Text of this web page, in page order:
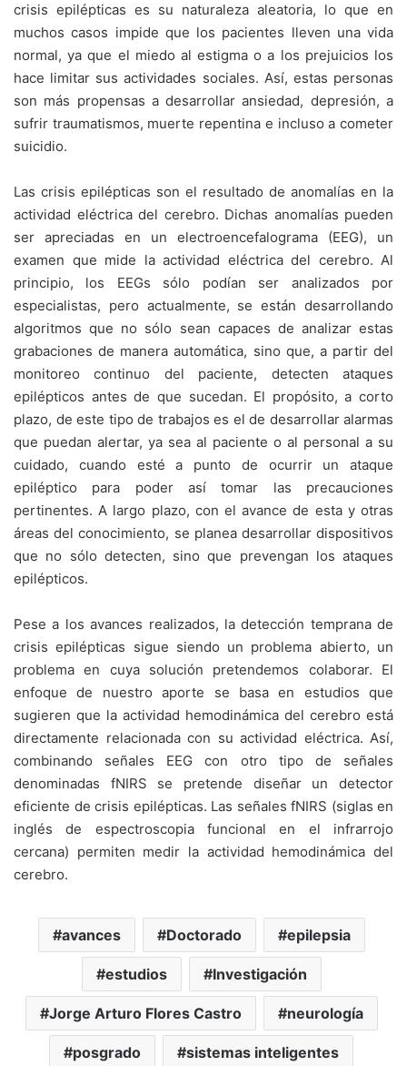
crisis epilépticas es su naturaleza aleatoria, lo que en
muchos casos impide que los pacientes lleven una vida
normal, ya que el miedo al estigma o a los prejuicios los
hace limitar sus actividades sociales. Así, estas personas
son más propensas a desarrollar ansiedad, depresión, a
sufrir traumatismos, muerte repentina e incluso a cometer
suicidio.
Las crisis epilépticas son el resultado de anomalías en la
actividad eléctrica del cerebro. Dichas anomalías pueden
ser apreciadas en un electroencefalograma (EEG), un
examen que mide la actividad eléctrica del cerebro. Al
principio, los EEGs sólo podían ser analizados por
especialistas, pero actualmente, se están desarrollando
algoritmos que no sólo sean capaces de analizar estas
grabaciones de manera automática, sino que, a partir del
monitoreo continuo del paciente, detecten ataques
epilépticos antes de que sucedan. El propósito, a corto
plazo, de este tipo de trabajos es el de desarrollar alarmas
que puedan alertar, ya sea al paciente o al personal a su
cuidado, cuando esté a punto de ocurrir un ataque
epiléptico para poder así tomar las precauciones
pertinentes. A largo plazo, con el avance de esta y otras
áreas del conocimiento, se planea desarrollar dispositivos
que no sólo detecten, sino que prevengan los ataques
epilépticos.
Pese a los avances realizados, la detección temprana de
crisis epilépticas sigue siendo un problema abierto, un
problema en cuya solución pretendemos colaborar. El
enfoque de nuestro aporte se basa en estudios que
sugieren que la actividad hemodinámica del cerebro está
directamente relacionada con su actividad eléctrica. Así,
combinando señales EEG con otro tipo de señales
denominadas fNIRS se pretende diseñar un detector
eficiente de crisis epilépticas. Las señales fNIRS (siglas en
inglés de espectroscopia funcional en el infrarrojo
cercana) permiten medir la actividad hemodinámica del
cerebro.
avances Doctorado epilepsia
estudios Investigación
Jorge Arturo Flores Castro neurología
posgrado sistemas inteligentes